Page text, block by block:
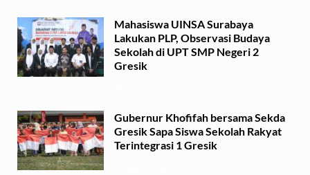
Mahasiswa UINSA Surabaya
Lakukan PLP, Observasi Budaya
Sekolah di UPT SMP Negeri 2
Gresik
Gubernur Khofifah bersama Sekda
Gresik Sapa Siswa Sekolah Rakyat
Terintegrasi 1 Gresik